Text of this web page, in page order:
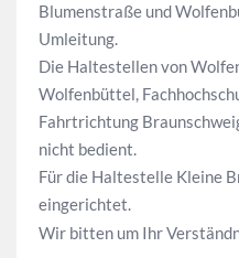
Blumenstraße und
Umleitung.
Die Haltestellen von
Wolfenbüttel,
Fahrtrichtung
nicht bedient.
Für die Haltestelle Kleine
eingerichtet.
Wir bitten um Ihr